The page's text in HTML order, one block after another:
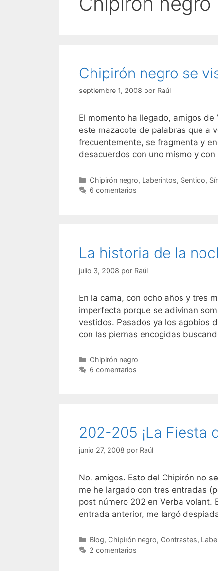
Chipirón negro se
septiembre 1, 2008 por Raúl
El momento ha llegado, amigos
este mazacote de palabras que a
frecuentemente, se fragmenta y
desacuerdos con uno mismo y
Categorías
Chipirón negro, Laberintos, Sentido,
6 comentarios
La historia de la
julio 3, 2008 por Raúl
En la cama, con ocho años y tres
imperfecta porque se adivinan
vestidos. Pasados ya los agobios
con las piernas encogidas
Categorías
Chipirón negro
6 comentarios
202-205 ¡La Fiesta
junio 27, 2008 por Raúl
No, amigos. Esto del Chipirón no
me he largado con tres entradas
post número 202 en Verba volant.
entrada anterior, me largó
Categorías
Blog, Chipirón negro, Contrastes,
2 comentarios